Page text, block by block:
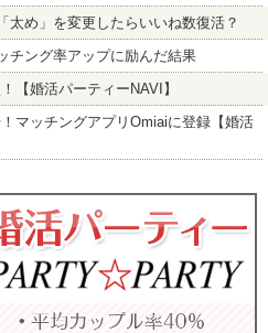
太め」を変更したらいいね数復活？
チング率アップに励んだ結果
【婚活パーティーNAVI】
マッチングアプリOmiaiに登録【婚活